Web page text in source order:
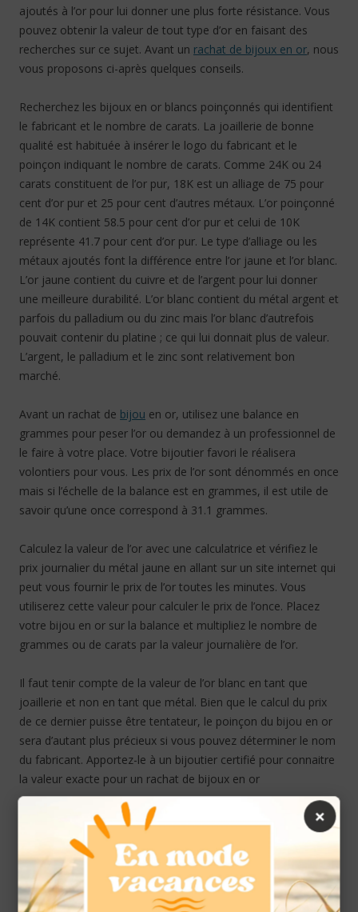
ajoutés à l’or pour lui donner une plus forte résistance. Vous
pouvez obtenir la valeur de tout type d’or en faisant des
recherches sur ce sujet. Avant un rachat de bijoux en or, nous
vous proposons ci-après quelques conseils.
Recherchez les bijoux en or blancs poinçonnés qui identifient
le fabricant et le nombre de carats. La joaillerie de bonne
qualité est habituée à insérer le logo du fabricant et le
poinçon indiquant le nombre de carats. Comme 24K ou 24
carats constituent de l’or pur, 18K est un alliage de 75 pour
cent d’or pur et 25 pour cent d’autres métaux. L’or poinçonné
de 14K contient 58.5 pour cent d’or pur et celui de 10K
représente 41.7 pour cent d’or pur. Le type d’alliage ou les
métaux ajoutés font la différence entre l’or jaune et l’or blanc.
L’or jaune contient du cuivre et de l’argent pour lui donner
une meilleure durabilité. L’or blanc contient du métal argent et
parfois du palladium ou du zinc mais l’or blanc d’autrefois
pouvait contenir du platine ; ce qui lui donnait plus de valeur.
L’argent, le palladium et le zinc sont relativement bon
marché.
Avant un rachat de bijou en or, utilisez une balance en
grammes pour peser l’or ou demandez à un professionnel de
le faire à votre place. Votre bijoutier favori le réalisera
volontiers pour vous. Les prix de l’or sont dénommés en once
mais si l’échelle de la balance est en grammes, il est utile de
savoir qu’une once correspond à 31.1 grammes.
Calculez la valeur de l’or avec une calculatrice et vérifiez le
prix journalier du métal jaune en allant sur un site internet qui
peut vous fournir le prix de l’or toutes les minutes. Vous
utiliserez cette valeur pour calculer le prix de l’once. Placez
votre bijou en or sur la balance et multipliez le nombre de
grammes ou de carats par la valeur journalière de l’or.
Il faut tenir compte de la valeur de l’or blanc en tant que
joaillerie et non en tant que métal. Bien que le calcul du prix
de ce dernier puisse être tentateur, le poinçon du bijou en or
sera d’autant plus précieux si vous pouvez déterminer le nom
du fabricant. Apportez-le à un bijoutier certifié pour connaitre
la valeur exacte pour un rachat de bijoux en or
×